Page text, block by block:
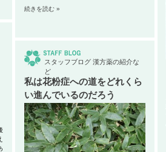
続きを読む »
スタッフブログ 漢方薬の紹介な
ど
私は花粉症への道をどれくら
い進んでいるのだろう